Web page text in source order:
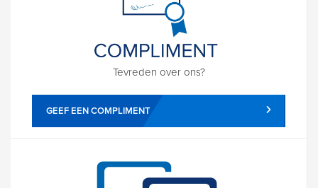
Tevreden over ons?
GEEF EEN COMPLIMENT